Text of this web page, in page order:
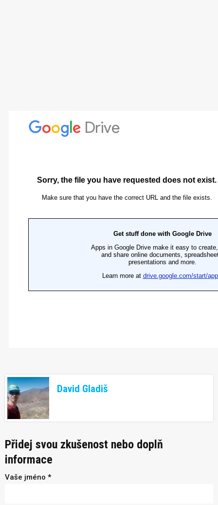
David Gladiš
Přidej svou zkušenost nebo doplň
informace
Vaše jméno *